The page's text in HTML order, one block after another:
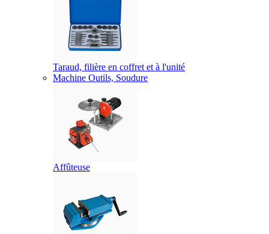
Taraud, filière en coffret et à l'unité
Machine Outils, Soudure
Affûteuse